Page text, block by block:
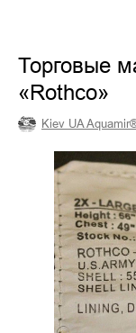
Торговые
«Rothco»
Kiev UA